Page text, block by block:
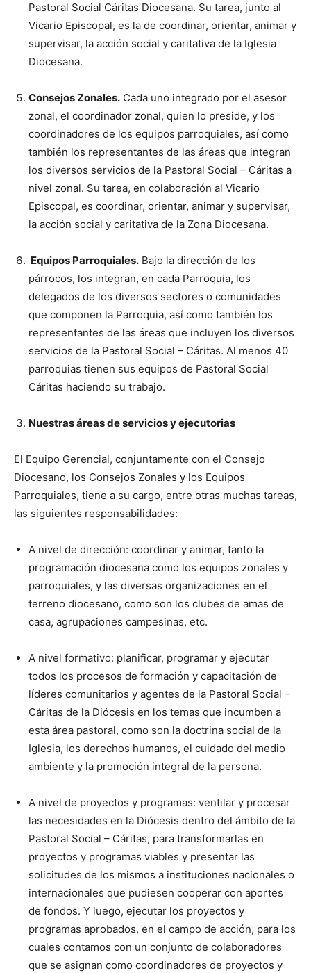
Pastoral Social Cáritas Diocesana. Su tarea, junto al
Vicario Episcopal, es la de coordinar, orientar, animar y
supervisar, la acción social y caritativa de la Iglesia
Diocesana.
Consejos Zonales. Cada uno integrado por el asesor
zonal, el coordinador zonal, quien lo preside, y los
coordinadores de los equipos parroquiales, así como
también los representantes de las áreas que integran
los diversos servicios de la Pastoral Social – Cáritas a
nivel zonal. Su tarea, en colaboración al Vicario
Episcopal, es coordinar, orientar, animar y supervisar,
la acción social y caritativa de la Zona Diocesana.
Equipos Parroquiales. Bajo la dirección de los
párrocos, los integran, en cada Parroquia, los
delegados de los diversos sectores o comunidades
que componen la Parroquia, así como también los
representantes de las áreas que incluyen los diversos
servicios de la Pastoral Social – Cáritas. Al menos 40
parroquias tienen sus equipos de Pastoral Social
Cáritas haciendo su trabajo.
Nuestras áreas de servicios y ejecutorias
El Equipo Gerencial, conjuntamente con el Consejo
Diocesano, los Consejos Zonales y los Equipos
Parroquiales, tiene a su cargo, entre otras muchas tareas,
las siguientes responsabilidades:
A nivel de dirección: coordinar y animar, tanto la
programación diocesana como los equipos zonales y
parroquiales, y las diversas organizaciones en el
terreno diocesano, como son los clubes de amas de
casa, agrupaciones campesinas, etc.
A nivel formativo: planificar, programar y ejecutar
todos los procesos de formación y capacitación de
líderes comunitarios y agentes de la Pastoral Social –
Cáritas de la Diócesis en los temas que incumben a
esta área pastoral, como son la doctrina social de la
Iglesia, los derechos humanos, el cuidado del medio
ambiente y la promoción integral de la persona.
A nivel de proyectos y programas: ventilar y procesar
las necesidades en la Diócesis dentro del ámbito de la
Pastoral Social – Cáritas, para transformarlas en
proyectos y programas viables y presentar las
solicitudes de los mismos a instituciones nacionales o
internacionales que pudiesen cooperar con aportes
de fondos. Y luego, ejecutar los proyectos y
programas aprobados, en el campo de acción, para los
cuales contamos con un conjunto de colaboradores
que se asignan como coordinadores de proyectos y